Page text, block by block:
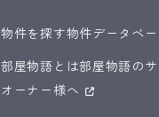
物件を探す物件データベー
部屋物語とは部屋物語の
オーナー様へ